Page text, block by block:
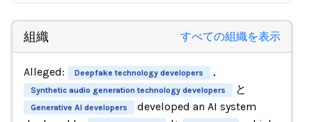
組織 すべての組織を表示
Alleged: Deepfake technology developers ,
Synthetic audio generation technology developers と
Generative AI developers
developed an AI system